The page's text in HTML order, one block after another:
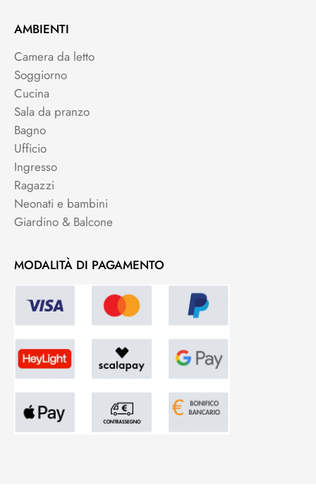
AMBIENTI
Camera da letto
Soggiorno
Cucina
Sala da pranzo
Bagno
Ufficio
Ingresso
Ragazzi
Neonati e bambini
Giardino & Balcone
MODALITÀ DI PAGAMENTO